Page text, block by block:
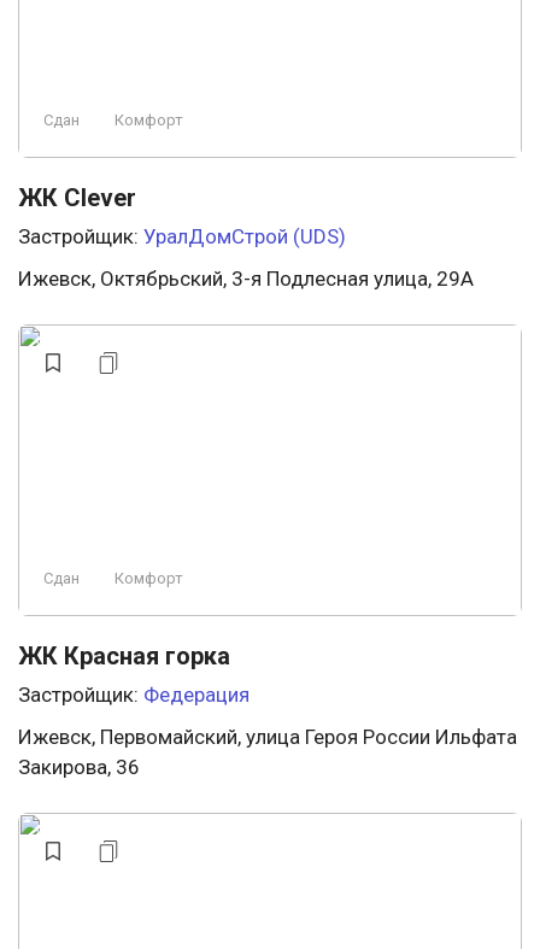
Сдан Комфорт
ЖК Clever
Застройщик: УралДомСтрой (UDS)
Ижевск, Октябрьский, 3-я Подлесная улица, 29А
Сдан Комфорт
ЖК Красная горка
Застройщик: Федерация
Ижевск, Первомайский, улица Героя России Ильфата
Закирова, 36